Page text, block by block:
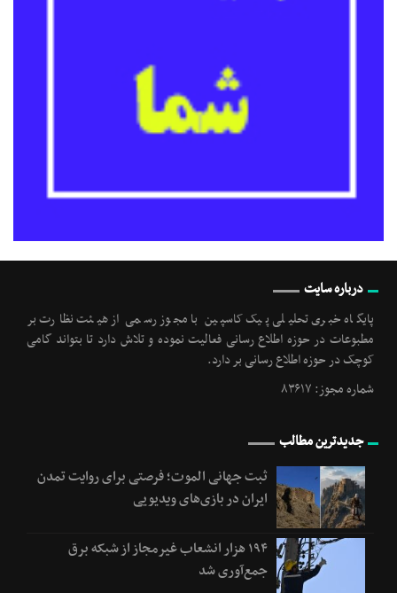
درباره سایت
پایگاه خبری تحلیلی پیک کاسپین با مجوز رسمی از هیئت نظارت بر
مطبوعات در حوزه اطلاع رسانی فعالیت نموده و تلاش دارد تا بتواند گامی
کوچک در حوزه اطلاع رسانی بر دارد.
شماره مجوز: ۸۳۶۱۷
جدیدترین مطالب
ثبت جهانی الموت؛ فرصتی برای روایت تمدن
ایران در بازی‌های ویدیویی
۱۹۴ هزار انشعاب غیرمجاز از شبکه برق
جمع‌آوری شد